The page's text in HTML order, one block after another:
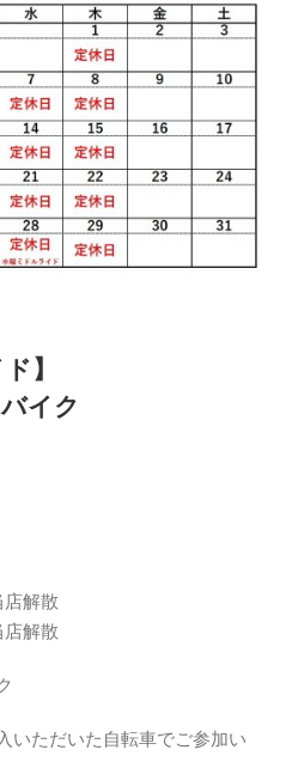
】
イク
解散
解散
いただいた自転車でご参加い